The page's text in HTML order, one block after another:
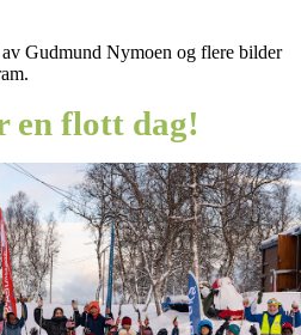
Gudmund Nymoen og flere bilder
en flott dag!